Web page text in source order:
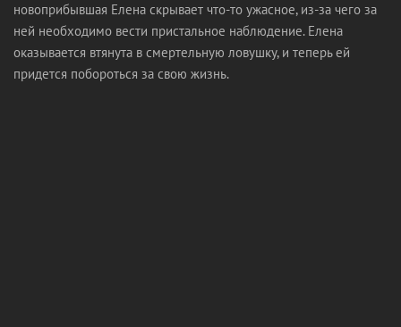
новоприбывшая Елена скрывает что-то ужасное, из-за чего за
ней необходимо вести пристальное наблюдение. Елена
оказывается втянута в смертельную ловушку, и теперь ей
придется побороться за свою жизнь.